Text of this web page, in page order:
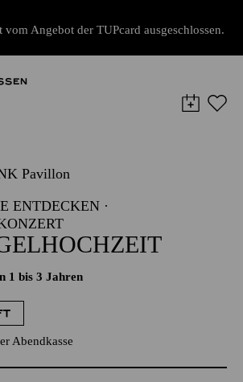
vom Angebot der TUPcard ausgeschlossen.
Pavillon
ENTDECKEN ·
1 bis 3 Jahren
Abendkasse